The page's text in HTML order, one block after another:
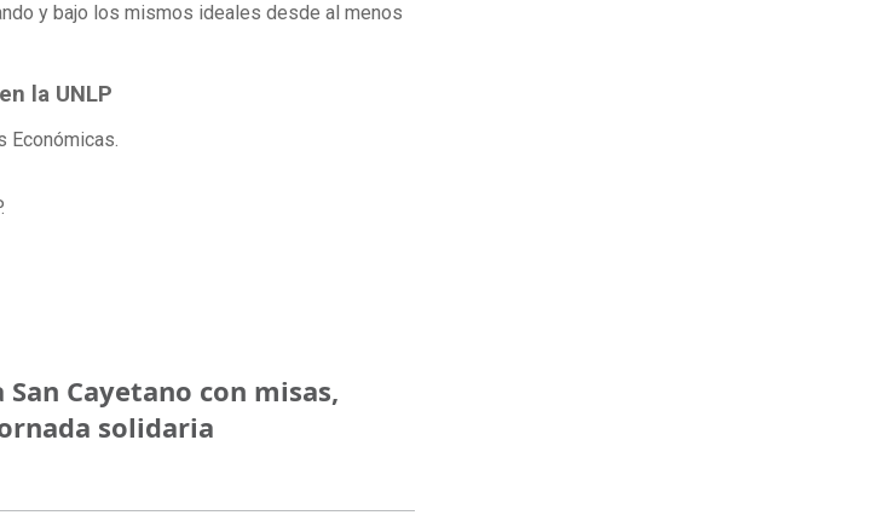
y bajo los mismos ideales desde al menos
la UNLP
Económicas.
Cayetano con misas,
solidaria